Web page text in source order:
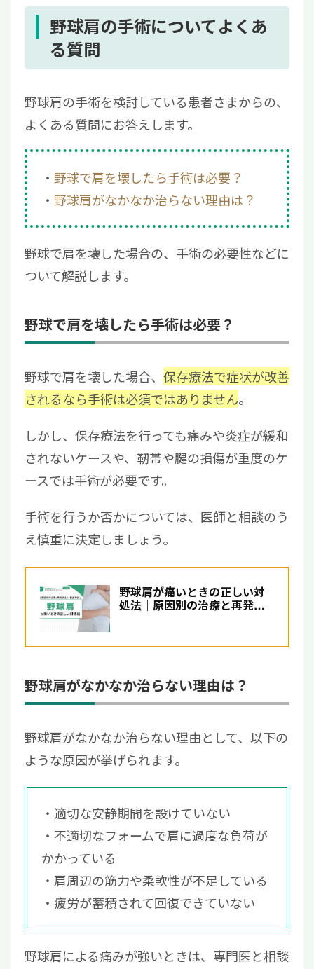
野球肩の手術についてよくあ
る質問
野球肩の手術を検討している患者さまからの、
よくある質問にお答えします。
野球で肩を壊したら手術は必要？
野球肩がなかなか治らない理由は？
野球で肩を壊した場合の、手術の必要性などに
ついて解説します。
野球で肩を壊したら手術は必要？
野球で肩を壊した場合、 保存療法で症状が改善
されるなら手術は必須ではありません。
しかし、保存療法を行っても痛みや炎症が緩和
されないケースや、靭帯や腱の損傷が重度のケ
ースでは手術が必要です。
手術を行うか否かについては、医師と相談のう
え慎重に決定しましょう。
野球肩が痛いときの正しい対
処法｜原因別の治療と再発防
野球肩がなかなか治らない理由は？
野球肩がなかなか治らない理由として、以下の
ような原因が挙げられます。
適切な安静期間を設けていない
不適切なフォームで肩に過度な負荷が
かかっている
肩周辺の筋力や柔軟性が不足している
疲労が蓄積されて回復できていない
野球肩による痛みが強いときは、専門医と相談